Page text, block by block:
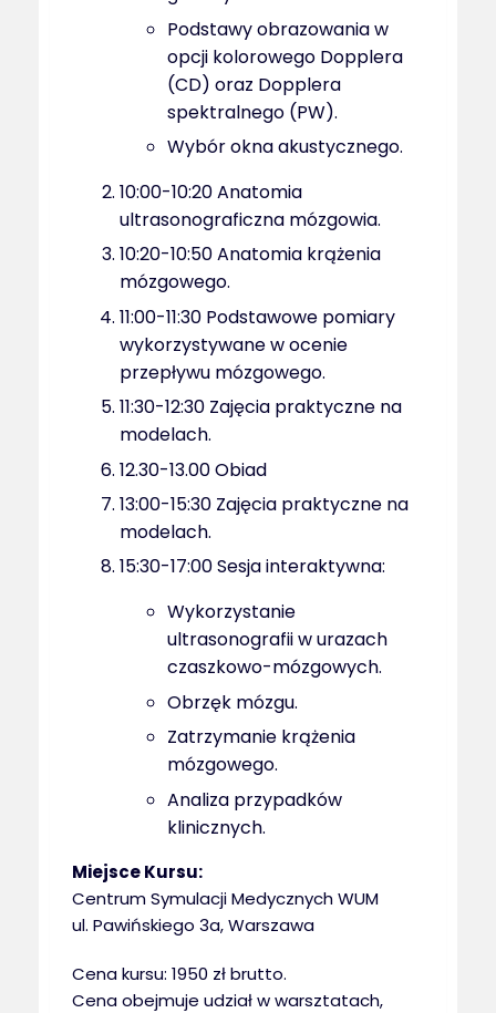
Podstawy obrazowania w
opcji kolorowego Dopplera
(CD) oraz Dopplera
spektralnego (PW).
Wybór okna akustycznego.
10:00-10:20 Anatomia
ultrasonograficzna mózgowia.
10:20-10:50 Anatomia krążenia
mózgowego.
11:00-11:30 Podstawowe pomiary
wykorzystywane w ocenie
przepływu mózgowego.
11:30-12:30 Zajęcia praktyczne na
modelach.
12.30-13.00 Obiad
13:00-15:30 Zajęcia praktyczne na
modelach.
15:30-17:00 Sesja interaktywna:
Wykorzystanie
ultrasonografii w urazach
czaszkowo-mózgowych.
Obrzęk mózgu.
Zatrzymanie krążenia
mózgowego.
Analiza przypadków
klinicznych.
Miejsce Kursu:
Centrum Symulacji Medycznych WUM
ul. Pawińskiego 3a, Warszawa
Cena kursu: 1950 zł brutto.
Cena obejmuje udział w warsztatach,